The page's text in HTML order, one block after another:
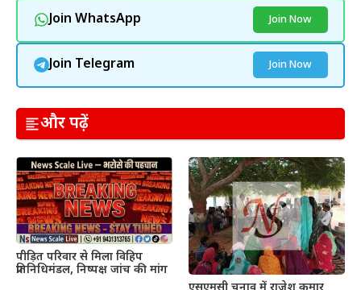
Join WhatsApp Join Now
Join Telegram Join Now
और पढ़ें
पीड़ित परिवार से मिला विहिप
प्रतिनिधिमंडल, निष्पक्ष जांच की मांग